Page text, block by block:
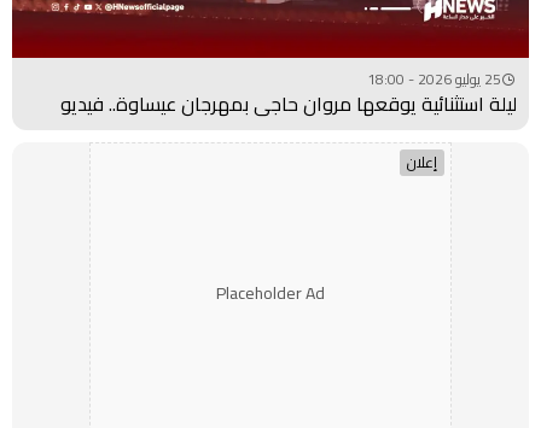
25 يوليو 2026 - 18:00
ليلة استثنائية يوقعها مروان حاجي بمهرجان عيساوة.. فيديو
إعلان
Placeholder Ad